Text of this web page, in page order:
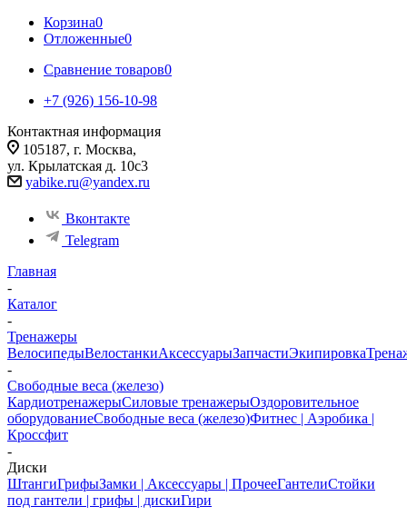
Корзина0
Отложенные0
Сравнение товаров0
+7 (926) 156-10-98
Контактная информация
105187, г. Москва,
ул. Крылатская д. 10с3
yabike.ru@yandex.ru
Вконтакте
Telegram
Главная
-
Каталог
-
Тренажеры
ВелосипедыВелостанкиАксессуарыЗапчастиЭкипировка
-
Свободные веса (железо)
КардиотренажерыСиловые тренажерыОздоровительное
оборудованиеСвободные веса (железо)Фитнес | Аэробика |
Кроссфит
-
Диски
ШтангиГрифыЗамки | Аксессуары | ПрочееГантелиСтойки
под гантели | грифы | дискиГири